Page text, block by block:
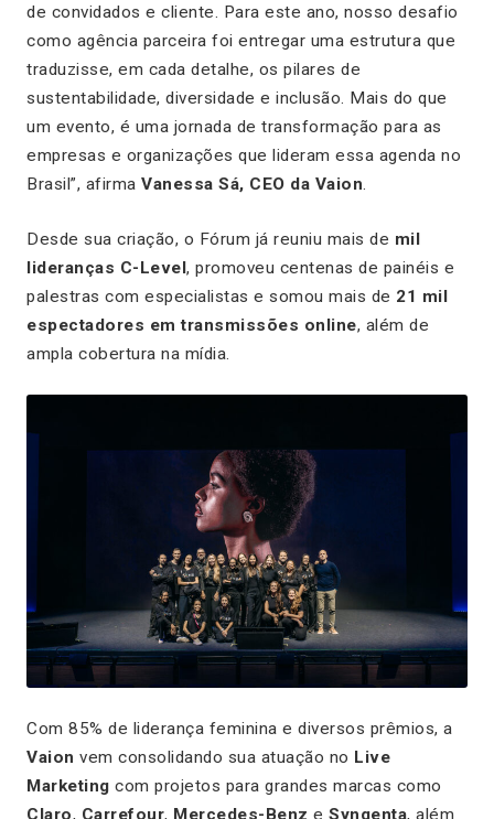
de convidados e cliente. Para este ano, nosso desafio
como agência parceira foi entregar uma estrutura que
traduzisse, em cada detalhe, os pilares de
sustentabilidade, diversidade e inclusão. Mais do que
um evento, é uma jornada de transformação para as
empresas e organizações que lideram essa agenda no
Brasil”, afirma Vanessa Sá, CEO da Vaion.
Desde sua criação, o Fórum já reuniu mais de mil
lideranças C-Level, promoveu centenas de painéis e
palestras com especialistas e somou mais de 21 mil
espectadores em transmissões online, além de
ampla cobertura na mídia.
Com 85% de liderança feminina e diversos prêmios, a
Vaion vem consolidando sua atuação no Live
Marketing com projetos para grandes marcas como
Claro, Carrefour, Mercedes-Benz e Syngenta, além